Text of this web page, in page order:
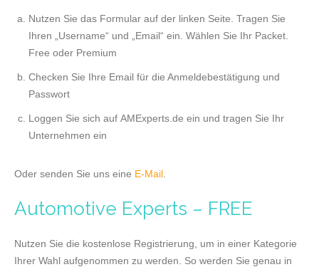
Nutzen Sie das Formular auf der linken Seite. Tragen Sie
Ihren „Username“ und „Email“ ein. Wählen Sie Ihr Packet.
Free oder Premium
Checken Sie Ihre Email für die Anmeldebestätigung und
Passwort
Loggen Sie sich auf AMExperts.de ein und tragen Sie Ihr
Unternehmen ein
Oder senden Sie uns eine E-Mail
Automotive Experts – FREE
Nutzen Sie die kostenlose Registrierung, um in einer Kategorie
Ihrer Wahl aufgenommen zu werden. So werden Sie genau in